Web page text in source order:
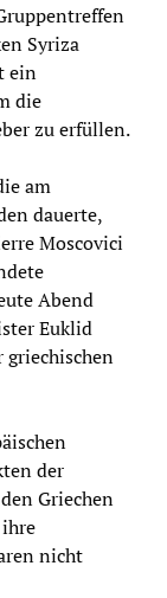
Syriza
ein
die
zu erfüllen.
am
dauerte,
Moscovici
Abend
Euklid
griechischen
der
Griechen
nicht